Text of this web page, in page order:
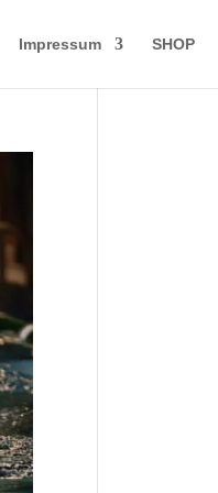
Impressum SHOP